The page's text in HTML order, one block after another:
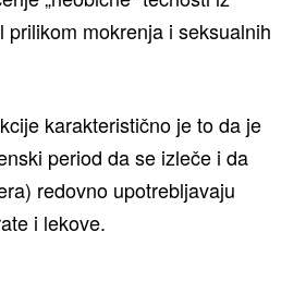
prilikom mokrenja i seksualnih
karakteristično je to da je
period da se izleče i da
redovno upotrebljavaju
i lekove.